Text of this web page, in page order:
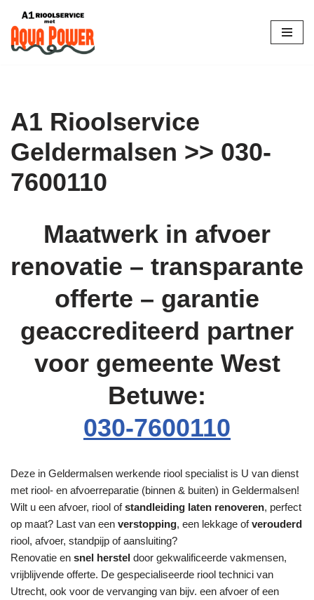
Skip
to
A1 Rioolservice
Geldermalsen >> 030-
7600110
Maatwerk in afvoer
renovatie – transparante
offerte – garantie
geaccrediteerd partner
voor gemeente West
Betuwe:
030-7600110
Deze in Geldermalsen werkende riool specialist is U van dienst
met riool- en afvoerreparatie (binnen & buiten) in Geldermalsen!
Wilt u een afvoer, riool ofstandleiding laten renoveren, perfect
op maat? Last van een verstopping, een lekkage ofverouderd
riool, afvoer, standpijp of aansluiting?
Renovatie en snel herstel door gekwalificeerde vakmensen,
vrijblijvende offerte. De gespecialiseerde riool technici van
Utrecht, ook voor de vervanging van bijv. een afvoer of een